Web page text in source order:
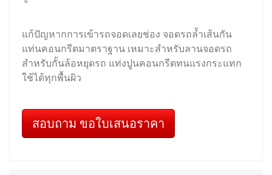
แก้ปัญหากการเข้ารถจอดเลยช่อง จอดรถล้ำเส้นกัน
แท่นคอนกรีตมาตราฐาน เหมาะสำหรับลานจอดรถ
สำหรับกั้นล้อหยุดรถ แท่งปูนคอนกรีตทนแรงกระแทก
ใช้ได้ทุกพื้นผิว
สอบถาม ขอใบเสนอราคา